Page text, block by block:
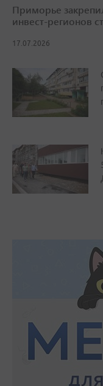
Приморье
инвест-регионов
17.07.2026